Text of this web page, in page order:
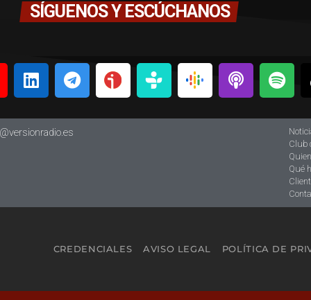
SÍGUENOS Y ESCÚCHANOS
Club
Qué
CREDENCIALES AVISO LEGAL POLÍTICA DE